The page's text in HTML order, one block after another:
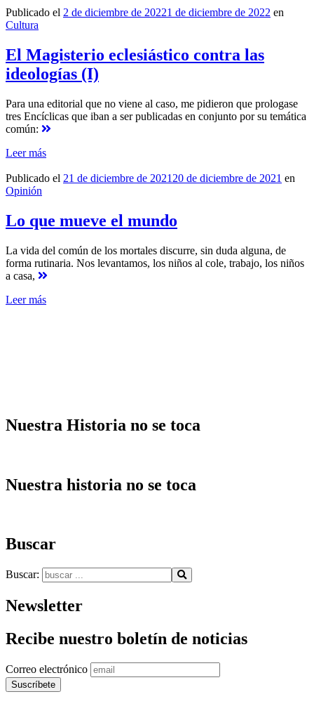
Publicado el 2 de diciembre de 20221 de diciembre de 2022 en
Cultura
El Magisterio eclesiástico contra las
ideologías (I)
Para una editorial que no viene al caso, me pidieron que prologase
tres Encíclicas que iban a ser publicadas en conjunto por su temática
común:
Leer más
Publicado el 21 de diciembre de 2021 20 de diciembre de 2021 en
Opinión
Lo que mueve el mundo
La vida del común de los mortales discurre, sin duda alguna, de
forma rutinaria. Nos levantamos, los niños al cole, trabajo, los niños
a casa,
Leer más
Nuestra Historia no se toca
Nuestra historia no se toca
Buscar
Buscar:
Newsletter
Recibe nuestro boletín de noticias
Correo electrónico